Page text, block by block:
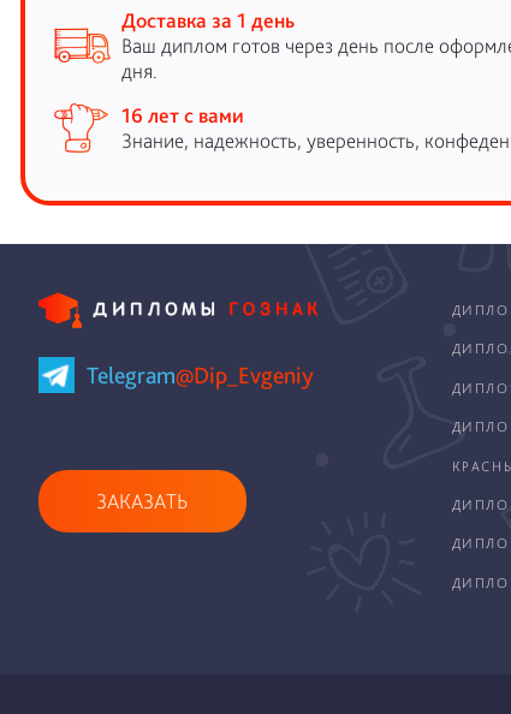
Доставка за 1 день
Ваш диплом готов через день после
дня.
16 лет с вами
Знание, надежность, уверенность,
Telegram@Dip_Evgeniy
ЗАКАЗАТЬ